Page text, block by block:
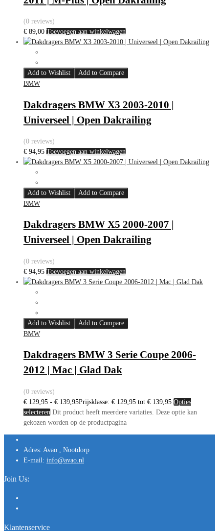
(0 reviews)
€ 89,00 Toevoegen aan winkelwagen
Add to Wishlist
Add to Compare
BMW
Dakdragers BMW X3 2003-2010 |
Universeel | Open Dakrailing
(0 reviews)
€ 94,95 Toevoegen aan winkelwagen
Add to Wishlist
Add to Compare
BMW
Dakdragers BMW X5 2000-2007 |
Universeel | Open Dakrailing
(0 reviews)
€ 94,95 Toevoegen aan winkelwagen
Add to Wishlist
Add to Compare
BMW
Dakdragers BMW 3 Serie Coupe 2006-
2012 | Mac | Glad Dak
(0 reviews)
€ 129,95 - € 139,95Prijsklasse: € 129,95 tot € 139,95 Opties
selecteren Dit product heeft meerdere variaties. Deze optie kan
gekozen worden op de productpagina
Adres: Avao , Nootdorp
E-mail: info@avao.nl
Join Us:
Klantenservice